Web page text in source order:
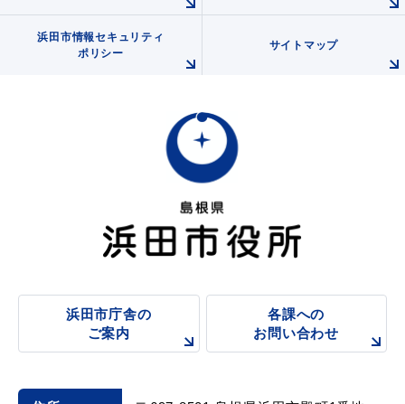
浜田市情報セキュリティ
ポリシー
サイトマップ
浜田市庁舎の
ご案内
各課への
お問い合わせ